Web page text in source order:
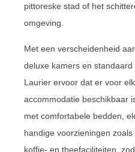
pittoreske stad of het
omgeving.
Met een verscheidenheid
deluxe kamers en
Laurier ervoor dat er voor
accommodatie beschikbaar
met comfortabele bedden,
handige voorzieningen
koffie- en theefaciliteiten,